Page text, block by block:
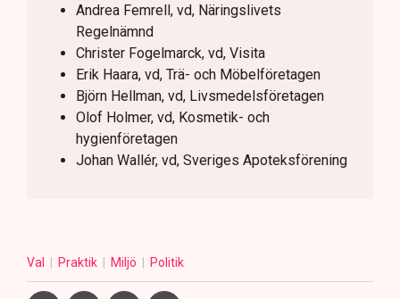
Andrea Femrell, vd, Näringslivets
Regelnämnd
Christer Fogelmarck, vd, Visita
Erik Haara, vd, Trä- och Möbelföretagen
Björn Hellman, vd, Livsmedelsföretagen
Olof Holmer, vd, Kosmetik- och
hygienföretagen
Johan Wallér, vd, Sveriges Apoteksförening
Val Praktik Miljö Politik